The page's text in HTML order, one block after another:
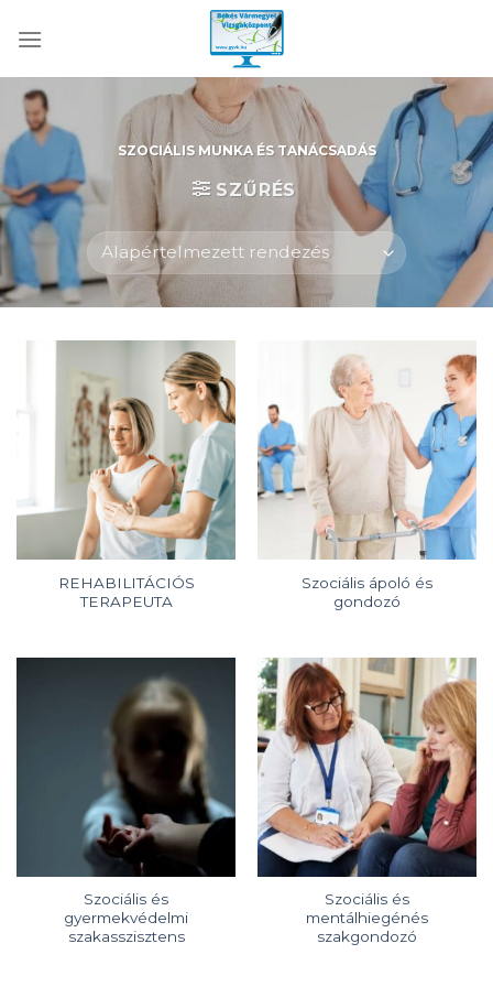
SZOCIÁLIS MUNKA ÉS TANÁCSADÁS
SZŰRÉS
REHABILITÁCIÓS
TERAPEUTA
Szociális ápoló és
gondozó
Szociális és
gyermekvédelmi
szakasszisztens
Szociális és
mentálhiegénés
szakgondozó